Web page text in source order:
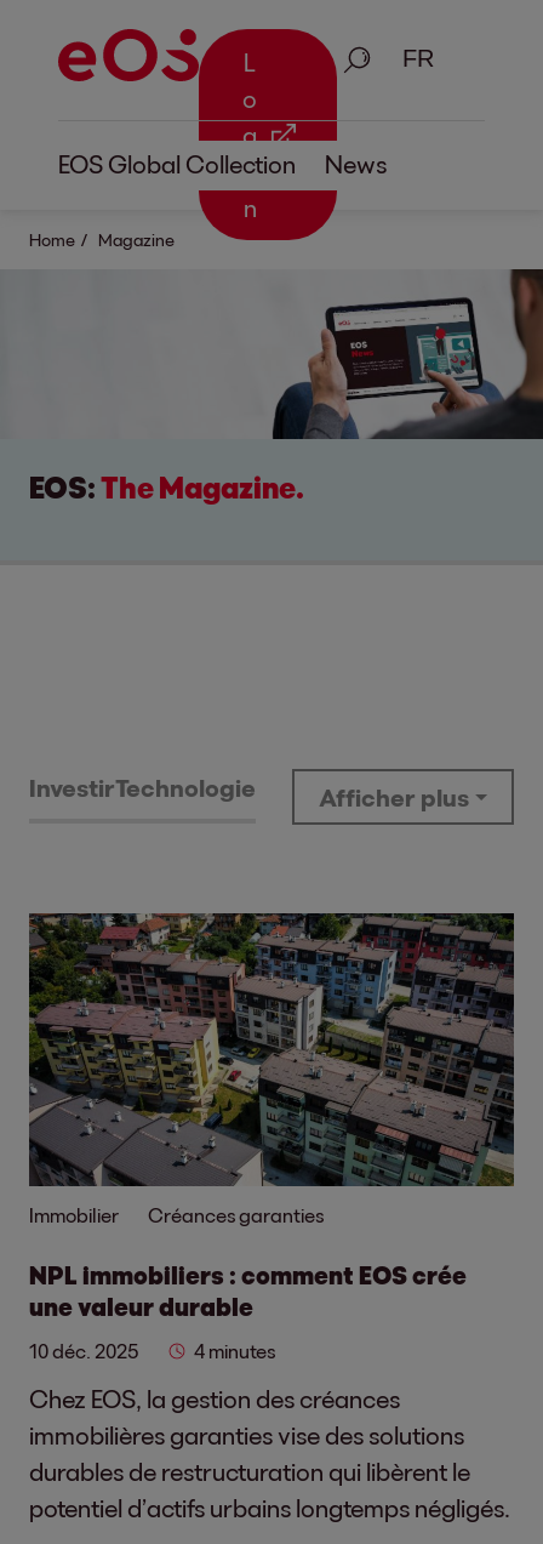
L
o
g
i
n
Recherche
EOS Global Collection News
Home Magazine
EOS:The Magazine.
InvestirTechnologie Afficher plus
Immobilier Créances garanties
NPL immobiliers : comment EOS crée
une valeur durable
10 déc. 2025 4 minutes
Chez EOS, la gestion des créances
immobilières garanties vise des solutions
durables de restructuration qui libèrent le
potentiel d’actifs urbains longtemps négligés.